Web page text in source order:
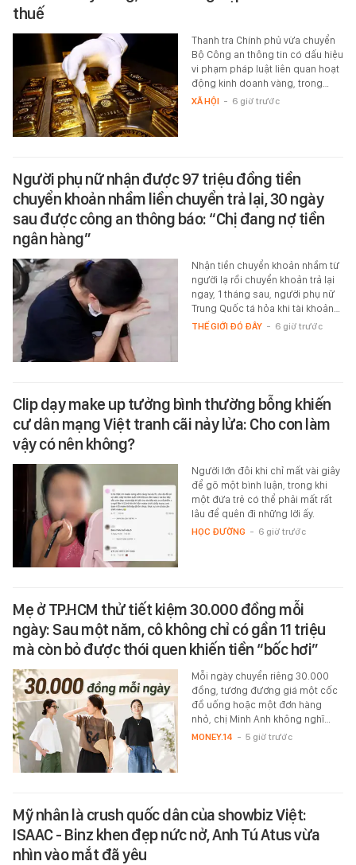
thuế
Thanh tra Chính phủ vừa chuyển
Bộ Công an thông tin có dấu hiệu
vi phạm pháp luật liên quan hoạt
động kinh doanh vàng, trong…
XÃ HỘI - 6 giờ trước
Người phụ nữ nhận được 97 triệu đồng tiền
chuyển khoản nhầm liền chuyển trả lại, 30 ngày
sau được công an thông báo: “Chị đang nợ tiền
ngân hàng”
Nhận tiền chuyển khoản nhầm từ
người lạ rồi chuyển khoản trả lại
ngay, 1 tháng sau, người phụ nữ
Trung Quốc tá hỏa khi tài khoản…
THẾ GIỚI ĐÓ ĐÂY - 6 giờ trước
Clip dạy make up tưởng bình thường bỗng khiến
cư dân mạng Việt tranh cãi nảy lửa: Cho con làm
vậy có nên không?
Người lớn đôi khi chỉ mất vài giây
để gõ một bình luận, trong khi
một đứa trẻ có thể phải mất rất
lâu để quên đi những lời ấy.
HỌC ĐƯỜNG - 6 giờ trước
Mẹ ở TP.HCM thử tiết kiệm 30.000 đồng mỗi
ngày: Sau một năm, cô không chỉ có gần 11 triệu
mà còn bỏ được thói quen khiến tiền “bốc hơi”
Mỗi ngày chuyển riêng 30.000
đồng, tương đương giá một cốc
đồ uống hoặc một đơn hàng
nhỏ, chị Minh Anh không nghĩ…
MONEY.14 - 5 giờ trước
Mỹ nhân là crush quốc dân của showbiz Việt:
ISAAC - Binz khen đẹp nức nở, Anh Tú Atus vừa
nhìn vào mắt đã yêu